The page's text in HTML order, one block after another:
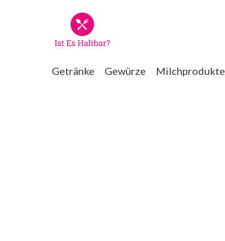
Getränke Gewürze Milchprodukte